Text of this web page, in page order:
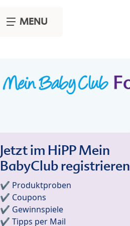
MENU
Jetzt im HiPP Mein
BabyClub registrieren
✔️ Produktproben
✔️ Coupons
✔️ Gewinnspiele
✔️ Tipps per Mail